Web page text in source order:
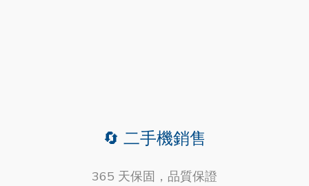
🔄 二手機銷售
365 天保固，品質保證